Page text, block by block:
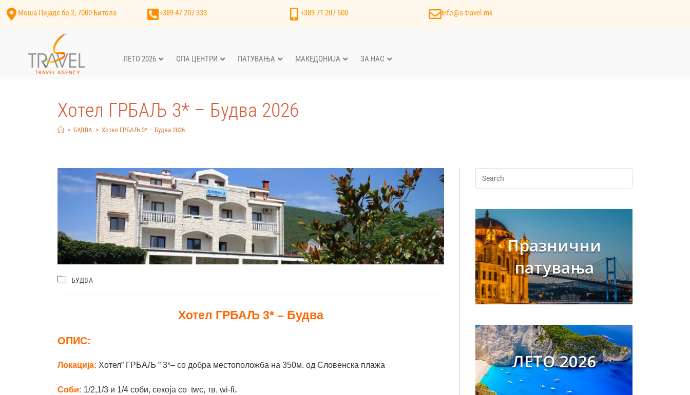
Моша Пијаде бр.2, 7000 Битола +389 47 207 333 +389 71 207 500 info@s-travel.mk
ЛЕТО 2026 СПА ЦЕНТРИ ПАТУВАЊА МАКЕДОНИЈА ЗА НАС
Хотел ГРБАЉ 3* – Будва 2026
> БУДВА > Хотел ГРБАЉ 3* – Будва 2026
БУДВА
Хотел ГРБАЉ 3* – Будва
ОПИС:
Локација: Хотел” ГРБАЉ ” 3*– со добра местоположба на 350м. од Словенска плажа
Соби: 1/2,1/3 и 1/4 соби, секоја со twc, тв, wi-fi.
Празнични
патувања
ЛЕТО 2026